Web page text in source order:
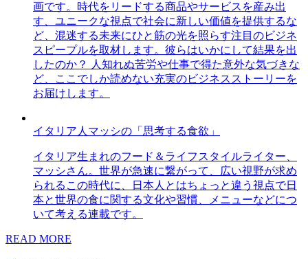
画です。時代をリードする商品やサービスを産み出
す、ユニークな視点で社会に新しい価値を提供するな
ど、混迷する未来にひと筋の光を照らす注目のビジネ
スピープルを取材します。彼らはいかにして結果を出
したのか？ 人知れぬ苦労や仕事で得た意外な気づきな
ど、ここでしか読めない充実のビジネスストーリーを
お届けします。
イタリア人マッシの「思考する食欲」
イタリア生まれのフード＆ライフスタイルライター、
マッシさん。世界が急速に繋がって、広い視野が求め
られるこの時代に、日本人とはちょっと違う視点で日
本と世界の食に関する文化や習慣、メニューなどにつ
いて考える連載です。
READ MORE